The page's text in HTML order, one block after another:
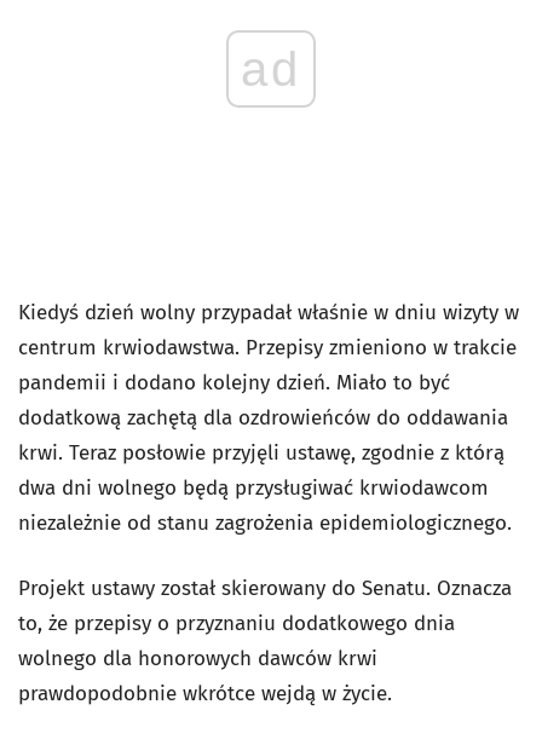
ad
Kiedyś dzień wolny przypadał właśnie w dniu wizyty w
centrum krwiodawstwa. Przepisy zmieniono w trakcie
pandemii i dodano kolejny dzień. Miało to być
dodatkową zachętą dla ozdrowieńców do oddawania
krwi. Teraz posłowie przyjęli ustawę, zgodnie z którą
dwa dni wolnego będą przysługiwać krwiodawcom
niezależnie od stanu zagrożenia epidemiologicznego.
Projekt ustawy został skierowany do Senatu. Oznacza
to, że przepisy o przyznaniu dodatkowego dnia
wolnego dla honorowych dawców krwi
prawdopodobnie wkrótce wejdą w życie.